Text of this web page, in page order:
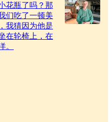
花瓶了吗？那
们吃了一顿美
我猜因为他是
在轮椅上，在
。